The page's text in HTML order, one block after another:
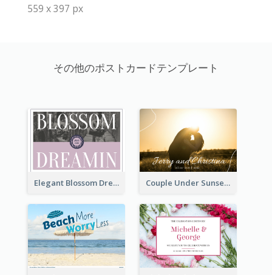
559 x 397 px
その他のポストカードテンプレート
Elegant Blossom Dreamy Design Postcard Couple Under Sunset Post Card